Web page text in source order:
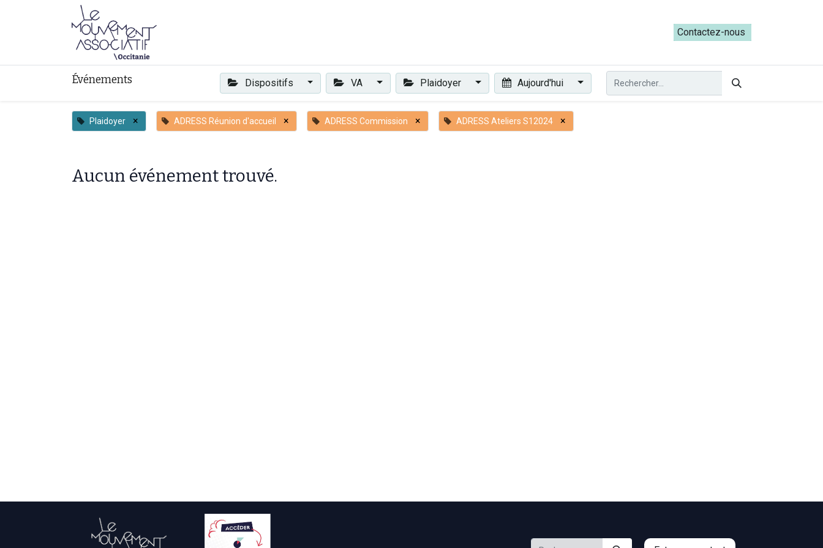
Les ateliers du Parcours ADRESS [mai-juin 2026]
Contactez-nous​​
Événements Dispositifs VA Plaidoyer Aujourd'hui
Plaidoyer × ADRESS Réunion d'accueil × ADRESS Commission × ADRESS Ateliers S12024 ×
Aucun événement trouvé.